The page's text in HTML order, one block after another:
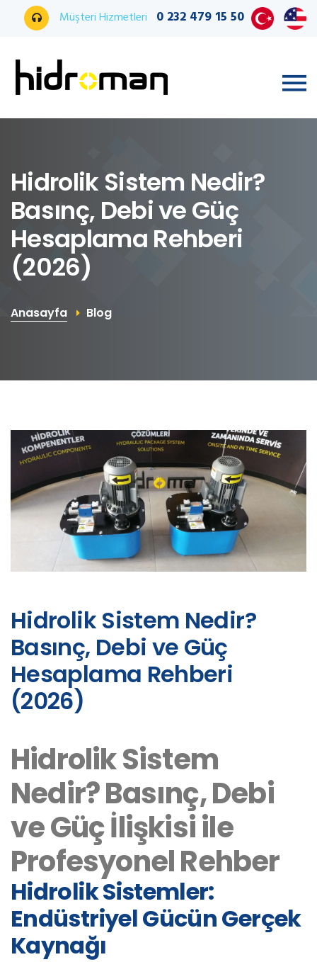
Müşteri Hizmetleri 0 232 479 15 50
Hidrolik Sistem Nedir?
Basınç, Debi ve Güç
Hesaplama Rehberi
(2026)
Anasayfa Blog
Hidrolik Sistem Nedir?
Basınç, Debi ve Güç
Hesaplama Rehberi
(2026)
Hidrolik Sistem
Nedir? Basınç, Debi
ve Güç İlişkisi ile
Profesyonel Rehber
Hidrolik Sistemler:
Endüstriyel Gücün Gerçek
Kaynağı